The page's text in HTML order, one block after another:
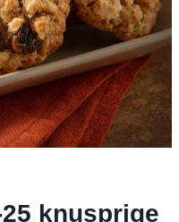
knusprige